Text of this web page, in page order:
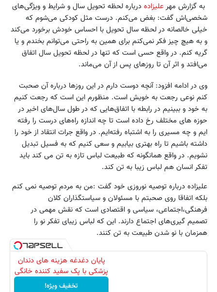
به گزارش مهر علیزاده درباره لحظه تحویل سال و شرایط و ویژگی‌های
شخصی‌اش گفت: بغض می‌کنم. درست مثل کودکی می‌شوم که
خیلی خالصانه در لحظه سال تحویل با احساس خودش برخورد می‌کند
و به هیچ چیز فکر نمی‌کنم برای همین به راحتی می‌توانم بخندم و یا
گریه کنم. در واقع حسی است که تنها در لحظه تحویل سال اتفاق
می‌افتد و اثر آن تا روزهای پس از آن می‌ماند.
وی در ادامه افزود: آنچه دوست دارم در این روزها درباره آن صحبت
کنم نوعی رجعت به خویش است. منظورم این است که رجعت کنیم
به خود و ببینیم در رابطه با اتفاق‌هایی که در طول سال‌های اخیر در
حوزه های مختلف رخ داده است تا چه اندازه راه‌های درست را رفته
ایم و چه مسیری را به اشتباه رفته‌ایم. در واقع جرات انتقاد از خود را
داشته باشیم تا راه بهتری بیابیم و سعی کنیم که به فسیل تبدیل
نشویم. در واقع همانگونه که طبیعت لباس تازه به تن می کند باید
تفکر انسان هم لباس زیبا به تن کند.
علیزاده درباره توصیه نوروزی خود گفت :من به مردم توصیه نمی کنم
بلکه اتفاقا روی صحبتم با مسئولان و سیاستگذاران کلان
فرهنگی،اجتماعی، سیاسی و اقتصادی است که نقش مهمی در
تصمیم گیری‌های اجتماع دارند. این که لباس زیبای تفکر نو را
همزمان با نو شدن طبیعت به تن کنند.
پایان دغدغه هزینه های دندان
پزشکی با پک سفید کننده خانگی
تخفیف ویژه!